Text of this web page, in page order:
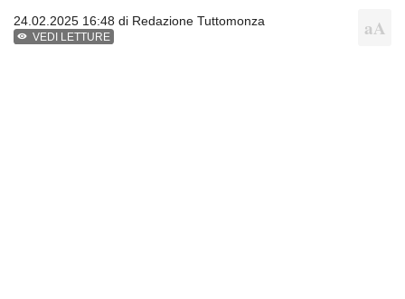
24.02.2025 16:48 di Redazione Tuttomonza
VEDI LETTURE